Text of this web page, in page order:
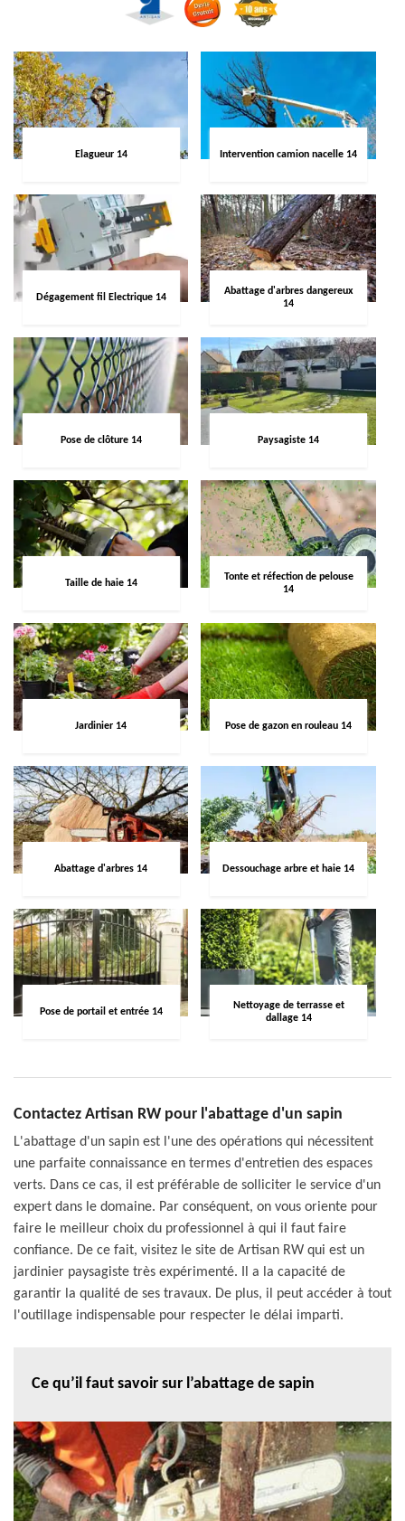
Elagueur 14 Intervention camion nacelle 14
Dégagement fil Electrique 14
Abattage d'arbres dangereux
14
Pose de clôture 14 Paysagiste 14
Taille de haie 14
Tonte et réfection de pelouse
14
Jardinier 14 Pose de gazon en rouleau 14
Abattage d'arbres 14 Dessouchage arbre et haie 14
Pose de portail et entrée 14
Nettoyage de terrasse et
dallage 14
Contactez Artisan RW pour l'abattage d'un sapin
L'abattage d'un sapin est l'une des opérations qui nécessitent
une parfaite connaissance en termes d'entretien des espaces
verts. Dans ce cas, il est préférable de solliciter le service d'un
expert dans le domaine. Par conséquent, on vous oriente pour
faire le meilleur choix du professionnel à qui il faut faire
confiance. De ce fait, visitez le site de Artisan RW qui est un
jardinier paysagiste très expérimenté. Il a la capacité de
garantir la qualité de ses travaux. De plus, il peut accéder à tout
l'outillage indispensable pour respecter le délai imparti.
Ce qu’il faut savoir sur l’abattage de sapin